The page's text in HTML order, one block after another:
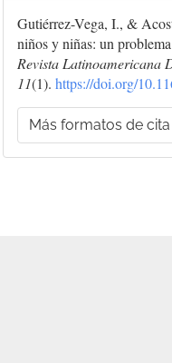
Gutiérrez-Vega, I., &
niños y niñas: un
Revista Latinoamericana
11(1).https://doi.org/
Más formatos de